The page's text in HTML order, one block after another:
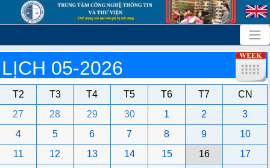
LỊCH 05-2026
T2 T3 T4 T5 T6 T7
CN
27
28 29 30 1 2
3
4
5 6 7 8 9
10
11
12 13 14 15 16
17